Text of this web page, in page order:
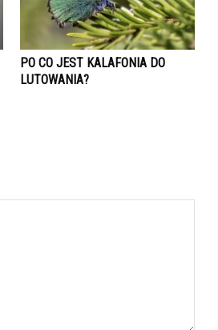
PO CO JEST KALAFONIA DO
LUTOWANIA?